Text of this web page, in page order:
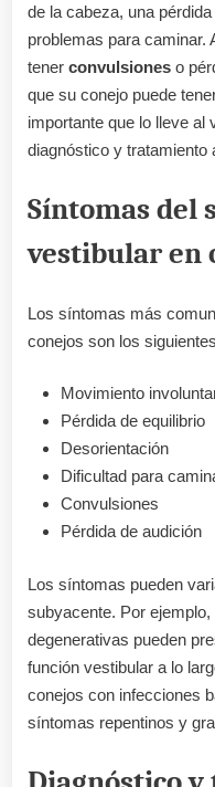
de la cabeza, una
problemas para caminar.
tener convulsiones o
que su conejo puede
importante que lo lleve al
diagnóstico y tratamiento
Síntomas del
vestibular en
Los síntomas más
conejos son los
Movimiento
Pérdida de equilibrio
Desorientación
Dificultad para
Convulsiones
Pérdida de audición
Los síntomas pueden
subyacente. Por
degenerativas pueden
función vestibular a lo
conejos con infecciones
síntomas repentinos y